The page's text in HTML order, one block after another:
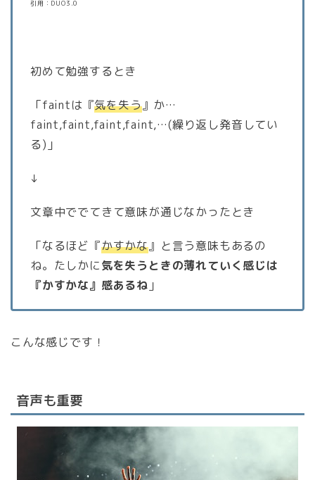
引用：DUO3.0
初めて勉強するとき
「faintは『気を失う』か…
faint,faint,faint,faint,…(繰り返し発音してい
る)」
↓
文章中ででてきて意味が通じなかったとき
「なるほど『かすかな』と言う意味もあるの
ね。たしかに気を失うときの薄れていく感じは
『かすかな』感あるね 」
こんな感じです！
音声も重要